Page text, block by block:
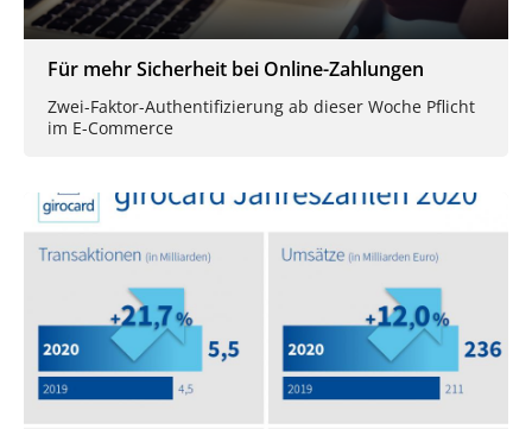
Für mehr Sicherheit bei Online-Zahlungen
Zwei-Faktor-Authentifizierung ab dieser Woche Pflicht
im E-Commerce